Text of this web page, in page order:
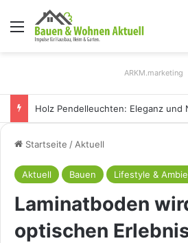
Menü
ARKM.marketing
Startseite / Aktuell
Aktuell Bauen Lifestyle &
Laminatboden
optischen